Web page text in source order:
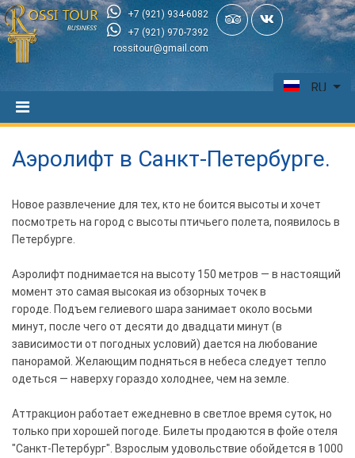
+7 (921) 934-6082
+7 (921) 970-7392
rossitour@gmail.com
RU
Аэролифт в Санкт-Петербурге.
Новое развлечение для тех, кто не боится высоты и хочет
посмотреть на город с высоты птичьего полета, появилось в
Петербурге.
Аэролифт поднимается на высоту 150 метров — в настоящий
момент это самая высокая из обзорных точек в
городе. Подъем гелиевого шара занимает около восьми
минут, после чего от десяти до двадцати минут (в
зависимости от погодных условий) дается на любование
панорамой. Желающим подняться в небеса следует тепло
одеться — наверху гораздо холоднее, чем на земле.
Аттракцион работает ежедневно в светлое время суток, но
только при хорошей погоде. Билеты продаются в фойе отеля
"Санкт-Петербург". Взрослым удовольствие обойдется в 1000